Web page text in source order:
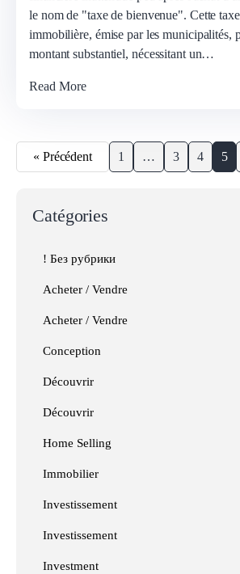
le nom de "taxe de bienvenue". Cette
immobilière, émise par les municipalités,
montant substantiel, nécessitant un…
Read More
« Précédent 1 … 3 4 5
Catégories
! Без рубрики
Acheter / Vendre
Acheter / Vendre
Conception
Découvrir
Découvrir
Home Selling
Immobilier
Investissement
Investissement
Investment